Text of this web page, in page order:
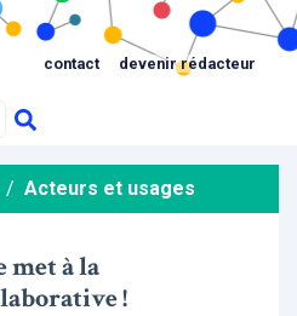
contact devenir rédacteur
/ Acteurs et usages
met à la
!